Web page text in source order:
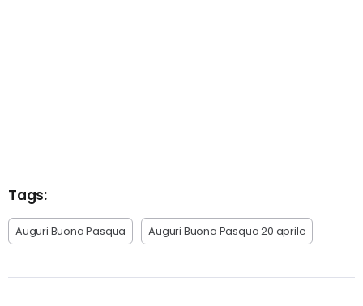
Tags:
Auguri Buona Pasqua Auguri Buona Pasqua 20 aprile